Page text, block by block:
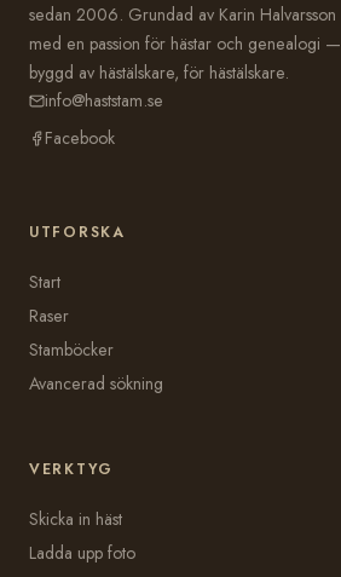
sedan 2006. Grundad av Karin Halvarsson
med en passion för hästar och genealogi —
byggd av hästälskare, för hästälskare.
info@haststam.se
Facebook
UTFORSKA
Start
Raser
Stamböcker
Avancerad sökning
VERKTYG
Skicka in häst
Ladda upp foto